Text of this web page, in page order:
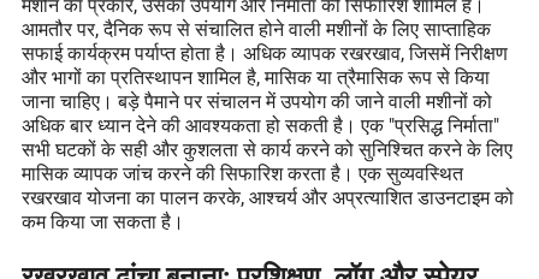
आमतौर पर, दैनिक रूप से संचालित होने वाली मशीनों के लिए साप्ताहिक
सफाई कार्यक्रम पर्याप्त होता है। अधिक व्यापक रखरखाव, जिसमें निरीक्षण
और भागों का प्रतिस्थापन शामिल है, मासिक या त्रैमासिक रूप से किया
जाना चाहिए। बड़े पैमाने पर संचालन में उपयोग की जाने वाली मशीनों को
अधिक बार ध्यान देने की आवश्यकता हो सकती है। एक "प्रसिद्ध निर्माता"
सभी घटकों के सही और कुशलता से कार्य करने को सुनिश्चित करने के लिए
मासिक व्यापक जांच करने की सिफारिश करता है। एक सुव्यवस्थित
रखरखाव योजना का पालन करके, आश्चर्य और अप्रत्याशित डाउनटाइम को
कम किया जा सकता है।